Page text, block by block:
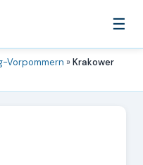
☰
Vorpommern »Krakower